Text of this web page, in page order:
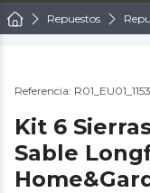
Repuestos
Referencia:
Kit 6
Sable